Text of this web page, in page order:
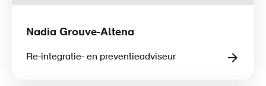
Nadia Grouve-Altena
Re-integratie- en preventieadviseur